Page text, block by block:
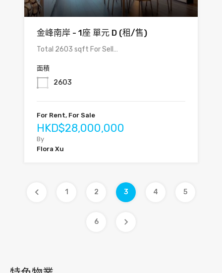
金峰南岸 - 1座 單元 D (租/售)
Total 2603 sqft For Sell…
面積
2603
For Rent, For Sale
HKD$28,000,000
By
Flora Xu
1 2 3 4 5
6